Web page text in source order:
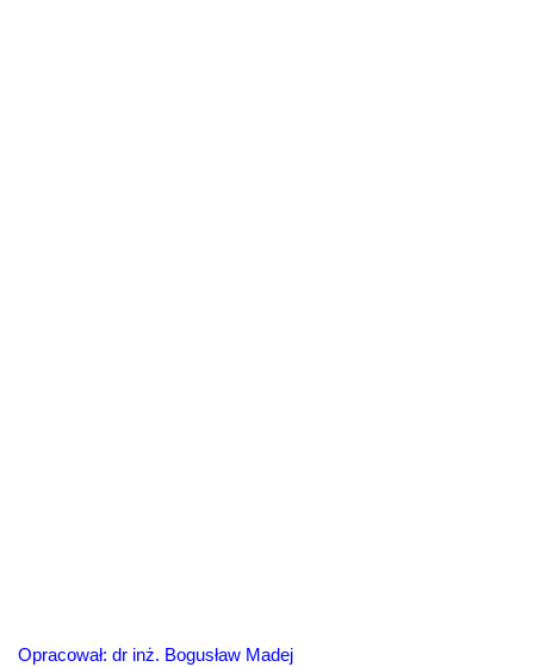
Opracował: dr inż. Bogusław Madej